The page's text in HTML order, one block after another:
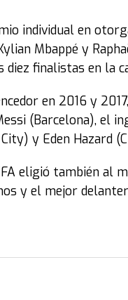
individual en
Mbappé y
finalistas en la
en 2016 y
(Barcelona), el
y Eden Hazard
eligió también al
y el mejor